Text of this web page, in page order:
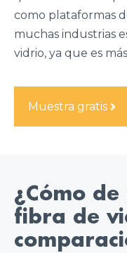
como plataformas
muchas industrias
vidrio, ya que es
Muestra gratis
¿Cómo
fibra de